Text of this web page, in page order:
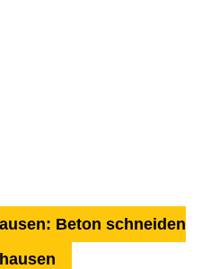
Beton schneiden